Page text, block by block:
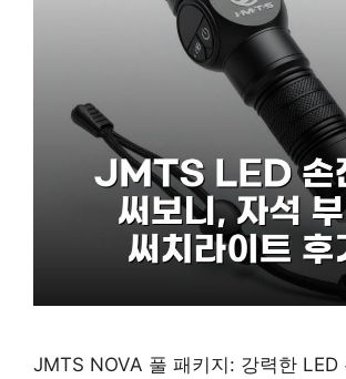
JMTS NOVA 풀 패키지: 강력한 LED